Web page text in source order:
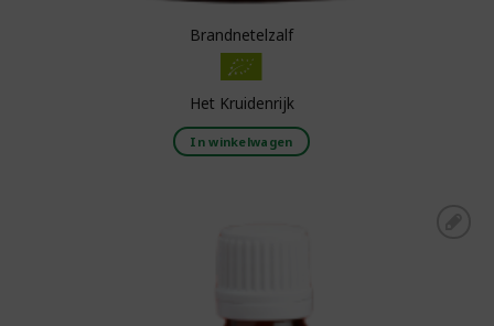
Brandnetelzalf
Het Kruidenrijk
In winkelwagen